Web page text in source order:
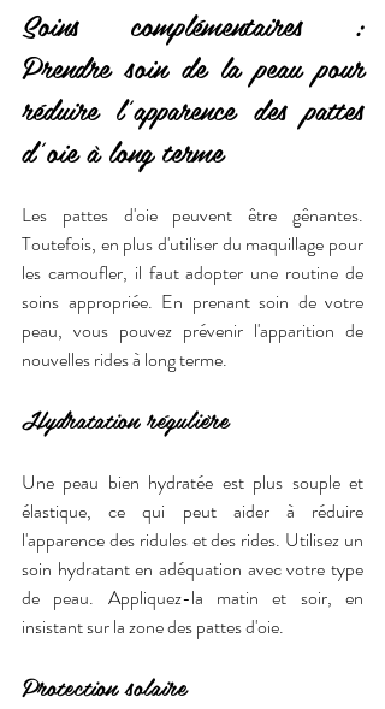
Soins complémentaires :
Prendre soin de la peau pour
réduire l'apparence des pattes
d'oie à long terme
Les pattes d'oie peuvent être gênantes.
Toutefois, en plus d'utiliser du maquillage pour
les camoufler, il faut adopter une routine de
soins appropriée. En prenant soin de votre
peau, vous pouvez prévenir l'apparition de
nouvelles rides à long terme.
Hydratation régulière
Une peau bien hydratée est plus souple et
élastique, ce qui peut aider à réduire
l'apparence des ridules et des rides. Utilisez un
soin hydratant en adéquation avec votre type
de peau. Appliquez-la matin et soir, en
insistant sur la zone des pattes d'oie.
Protection solaire